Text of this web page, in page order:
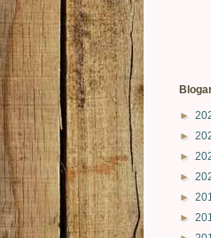
►
►
►
►
►
►